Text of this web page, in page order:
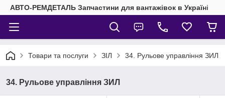
АВТО-РЕМДЕТАЛЬ Запчастини для вантажівок в Україні
Товари та послуги ЗІЛ 34. Рульове управління ЗИЛ
34. Рульове управління ЗИЛ